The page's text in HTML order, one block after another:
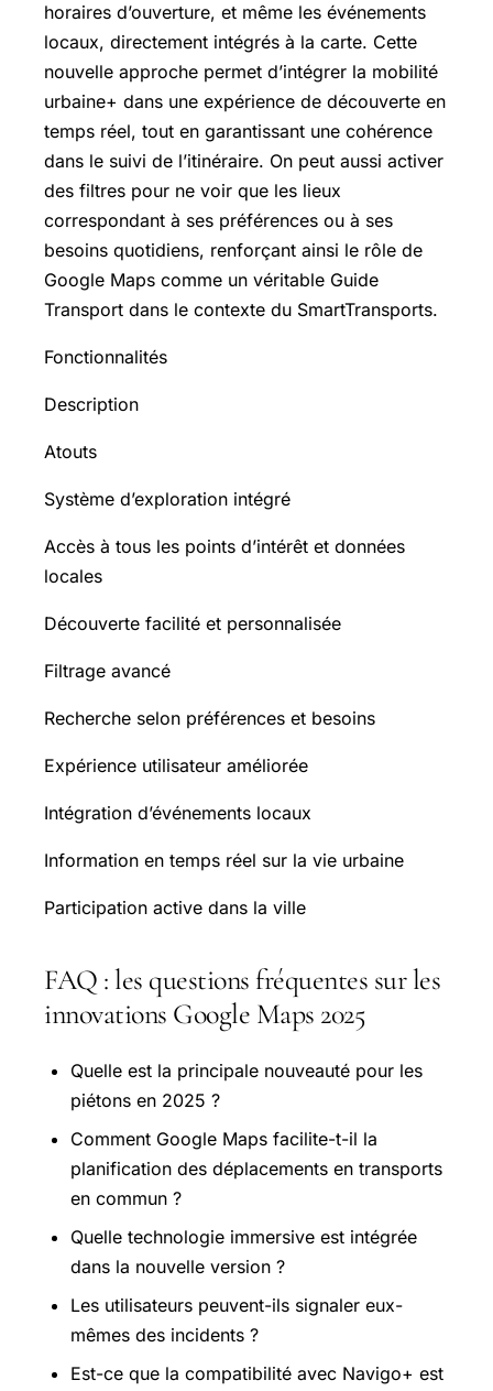
horaires d’ouverture, et même les événements
locaux, directement intégrés à la carte. Cette
nouvelle approche permet d’intégrer la mobilité
urbaine+ dans une expérience de découverte en
temps réel, tout en garantissant une cohérence
dans le suivi de l’itinéraire. On peut aussi activer
des filtres pour ne voir que les lieux
correspondant à ses préférences ou à ses
besoins quotidiens, renforçant ainsi le rôle de
Google Maps comme un véritable Guide
Transport dans le contexte du SmartTransports.
Fonctionnalités
Description
Atouts
Système d’exploration intégré
Accès à tous les points d’intérêt et données
locales
Découverte facilité et personnalisée
Filtrage avancé
Recherche selon préférences et besoins
Expérience utilisateur améliorée
Intégration d’événements locaux
Information en temps réel sur la vie urbaine
Participation active dans la ville
FAQ : les questions fréquentes sur les
innovations Google Maps 2025
Quelle est la principale nouveauté pour les
piétons en 2025 ?
Comment Google Maps facilite-t-il la
planification des déplacements en transports
en commun ?
Quelle technologie immersive est intégrée
dans la nouvelle version ?
Les utilisateurs peuvent-ils signaler eux-
mêmes des incidents ?
Est-ce que la compatibilité avec Navigo+ est